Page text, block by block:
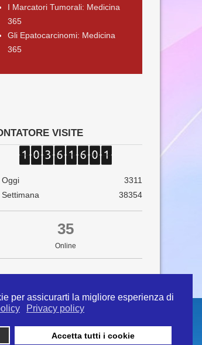
per assicurarti la migliore esperienza di
Privacy policy
Accetta tutti i cookie
I Marcatori Tumorali: Medicina
365
Gli Epatocarcinomi: Medicina
365
VISITE
Oggi
3311
Settimana
38354
35
Online
tel. 331/9584817 . Il